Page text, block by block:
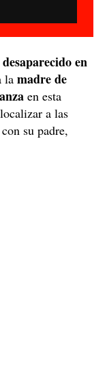
desaparecido en
la madre de
en esta
a las
su padre,